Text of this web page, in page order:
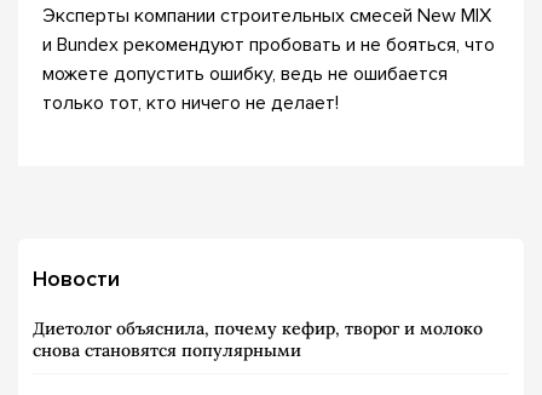
Эксперты компании строительных смесей New MIX
и Bundex рекомендуют пробовать и не бояться, что
можете допустить ошибку, ведь не ошибается
только тот, кто ничего не делает!
Новости
Диетолог объяснила, почему кефир, творог и молоко
снова становятся популярными